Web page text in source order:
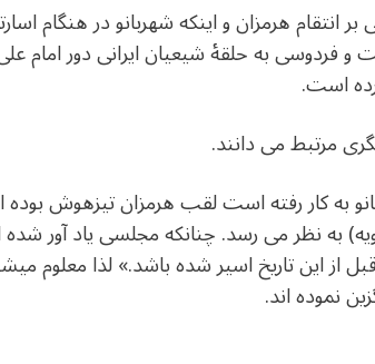
هرمزان و اینکه شهربانو در هنگام
و فردوسی به حلقۀ شیعیان ایرانی دور امام
است.
مرتبط می دانند.
به کار رفته است لقب هرمزان تیزهوش
به نظر می رسد. چنانکه مجلسی یاد آور
این تاریخ اسیر شده باشد.» لذا معلوم
نموده اند.